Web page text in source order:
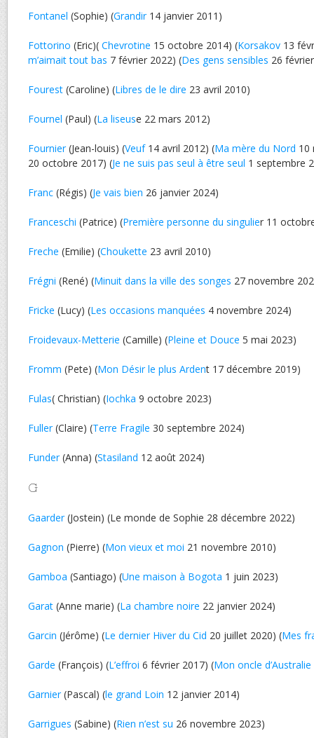
Fontanel (Sophie) (Grandir14 janvier 2011)
Fottorino (Eric)( Chevrotine 15 octobre 2014) (Korsakov 13
m’aimait tout bas 7 février 2022) (Des gens sensibles 26
Fourest (Caroline) (Libres de le dire 23 avril 2010)
Fournel (Paul) (La liseuse 22 mars 2012)
Fournier(Jean-louis) (Veuf14 avril 2012) (Ma mère du Nord 10
20 octobre 2017) (Je ne suis pas seul à être seul 1 septembre
Franc (Régis) (Je vais bien 26 janvier 2024)
Franceschi (Patrice) (Première personne du singulier 11
Freche (Emilie) (Choukette 23 avril 2010)
Frégni (René) (Minuit dans la ville des songes 27 novembre
Fricke (Lucy) (Les occasions manquées 4 novembre 2024)
Froidevaux-Metterie (Camille) (Pleine et Douce 5 mai 2023)
Fromm (Pete) (Mon Désir le plus Ardent 17 décembre 2019)
Fulas( Christian) (Iochka 9 octobre 2023)
Fuller(Claire) (Terre Fragile 30 septembre 2024)
Funder(Anna) (Stasiland 12 août 2024)
G
Gaarder(Jostein) (Le monde de Sophie 28 décembre 2022)
Gagnon (Pierre) (Mon vieux et moi 21 novembre 2010)
Gamboa (Santiago) (Une maison à Bogota 1 juin 2023)
Garat (Anne marie) (La chambre noire 22 janvier 2024)
Garcin (Jérôme) (Le dernier Hiver du Cid 20 juillet 2020) (Mes
Garde (François) (L’effroi 6 février 2017) (Mon oncle d’Australie
Garnier(Pascal) (le grand Loin 12 janvier 2014)
Garrigues (Sabine) (Rien n’est su 26 novembre 2023)